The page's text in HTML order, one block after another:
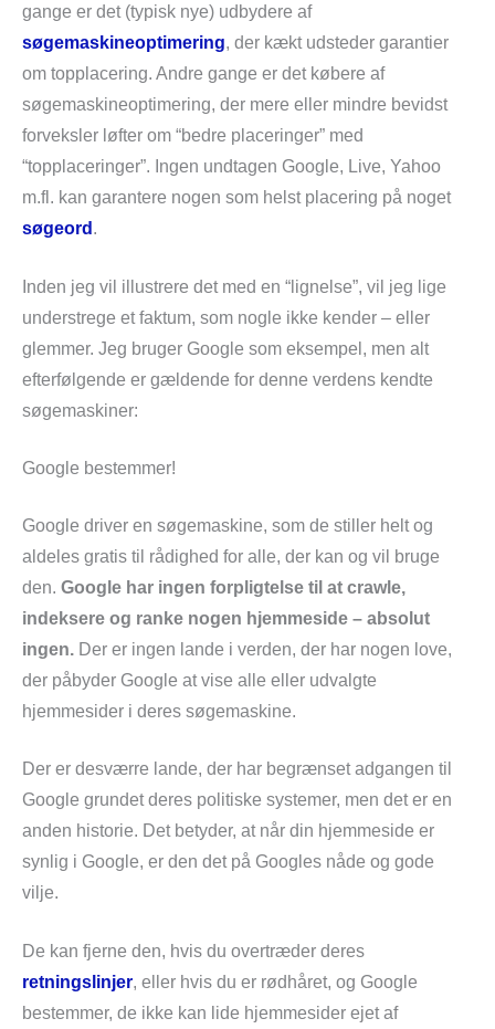
gange er det (typisk nye) udbydere af
søgemaskineoptimering, der kækt udsteder garantier
om topplacering. Andre gange er det købere af
søgemaskineoptimering, der mere eller mindre bevidst
forveksler løfter om “bedre placeringer” med
“topplaceringer”. Ingen undtagen Google, Live, Yahoo
m.fl. kan garantere nogen som helst placering på noget
søgeord .
Inden jeg vil illustrere det med en “lignelse”, vil jeg lige
understrege et faktum, som nogle ikke kender – eller
glemmer. Jeg bruger Google som eksempel, men alt
efterfølgende er gældende for denne verdens kendte
søgemaskiner:
Google bestemmer!
Google driver en søgemaskine, som de stiller helt og
aldeles gratis til rådighed for alle, der kan og vil bruge
den. Google har ingen forpligtelse til at crawle,
indeksere og ranke nogen hjemmeside – absolut
ingen. Der er ingen lande i verden, der har nogen love,
der påbyder Google at vise alle eller udvalgte
hjemmesider i deres søgemaskine.
Der er desværre lande, der har begrænset adgangen til
Google grundet deres politiske systemer, men det er en
anden historie. Det betyder, at når din hjemmeside er
synlig i Google, er den det på Googles nåde og gode
vilje.
De kan fjerne den, hvis du overtræder deres
retningslinjer, eller hvis du er rødhåret, og Google
bestemmer, de ikke kan lide hjemmesider ejet af